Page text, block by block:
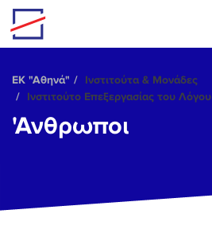
Skip to main content
ΕΚ "Αθηνά"
Ινστιτούτα & Μονάδες
Ινστιτούτο Επεξεργασίας του Λόγου
'Ανθρωποι